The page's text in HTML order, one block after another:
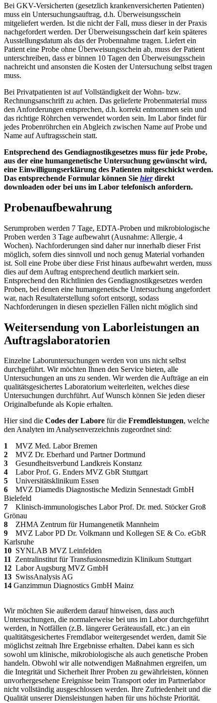
Bei GKV-Versicherten (gesetzlich krankenversicherten Patienten)
muss ein Untersuchungsauftrag, d.h. Überweisungsschein
mitgeliefert werden. Ist die nicht der Fall, muss dieser in der Praxis
nachgefordert werden. Der Überweisungsschein darf kein späteres
Ausstellungsdatum als das der Probennahme tragen. Liefert ein
Patient eine Probe ohne Überweisungsschein ab, muss der Patient
unterschreiben, dass er binnen 10 Tagen den Überweisungsschein
nachreicht und ansonsten die Kosten der Untersuchung selbst tragen
muss.
Bei Privatpatienten ist auf Vollständigkeit der Wohn- bzw.
Rechnungsanschrift zu achten. Das gelieferte Probenmaterial muss
den Anforderungen entsprechen, d.h. korrekt entnommen sein und
das richtige Röhrchen verwendet worden sein. Im Labor findet für
jedes Probenröhrchen ein Abgleich zwischen Name auf Probe und
Name auf Auftragsschein statt.
Entsprechend des Gendiagnostikgesetzes muss für jede Probe,
aus der eine humangenetische Untersuchung gewünscht wird,
eine Einwilligungserklärung des Patienten mitgeschickt werden.
Das entsprechende Formular können Sie hierdirekt
downloaden oder bei uns im Labor telefonisch anfordern.
Probenaufbewahrung
Serumproben werden 7 Tage, EDTA-Proben und mikrobiologische
Proben werden 3 Tage aufbewahrt (Ausnahme: Allergie, 4
Wochen). Nachforderungen sind daher nur innerhalb dieser Frist
möglich, sofern dies sinnvoll und noch genug Material vorhanden
ist. Soll eine Probe über diese Frist hinaus aufbewahrt werden, muss
dies auf dem Auftrag entsprechend deutlich markiert sein.
Entsprechend den Richtlinien des Gendiagnostikgesetzes werden
Proben, bei denen eine humangenetische Untersuchung angefordert
war, nach Resultaterstellung sofort entsorgt, sodass
Nachforderungen in diesen speziellen Fällen nicht möglich sind
Weitersendung von Laborleistungen an
Auftragslaboratorien
Einzelne Laboruntersuchungen werden von uns nicht selbst
durchgeführt. Wir möchten Ihnen den Service bieten, alle
Untersuchungen an uns zu senden. Wir werden die Aufträge an ein
qualitätsgesichertes Laboratorium weiterleiten, welches diese
Untersuchungen durchführt. Auf Wunsch können Sie jeden dieser
Originalbefunde als Kopie erhalten.
Hier sind die Codes der Labore für die Fremdleistungen, welche
den Analyten im Analysenverzeichnis zugeordnet sind:
1 MVZ Med. Labor Bremen
2 MVZ Dr. Eberhard und Partner Dortmund
3 Gesundheitsverbund Landkreis Konstanz
4
Labor Prof. G. Enders MVZ GbR Stuttgart
5 Universitätsklinikum Essen
6 MVZ Diamedis Diagnostische Medizin Sennestadt GmbH
Bielefeld
7 Klinisch-immunologisches Labor Prof. Dr. med. Stöcker Groß
Grönau
8 ZHMA Zentrum für Humangenetik Mannheim
9 MVZ Labor PD Dr. Volkmann und Kollegen SE & Co. eGbR
Karlsruhe
10 SYNLAB MVZ Leinfelden
11 Zentralinstitut für Transfusionsmedizin Klinikum Stuttgart
12 Labor Augsburg MVZ GmbH
13 SwissAnalysis AG
14 Ganzimmun Diagnostics GmbH Mainz
Wir möchten Sie außerdem darauf hinweisen, dass auch
Untersuchungen, die normalerweise bei uns im Labor durchgeführt
werden, in Notfällen (z.B. längerer Geräteausfall, etc.) an ein
qualtitätsgesichertes Fremdlabor weitergesendet werden, damit Sie
möglichst zeitnah Ihre Ergebnisse erhalten. Dabei kann es sich
sowohl um klinische, mikrobiologische als auch genetische Proben
handeln. Obwohl wir alle notwendigen Maßnahmen ergreifen, um
die Integrität und Sicherheit Ihrer Proben zu gewährleisten, können
unvorhergesehene Ereignisse beim Transport oder im Partnerlabor
nicht vollständig ausgeschlossen werden. Ihre Zufriedenheit und die
Qualität unserer Diensleistungen haben für uns höchste Priorität.